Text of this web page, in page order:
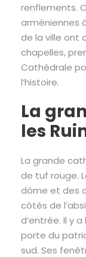
renflements.
arméniennes
de la ville ont
chapelles,
Cathédrale
l’histoire.
La
les
La grande
de tuf rouge.
dôme et des
côtés de
d’entrée. Il y
porte du
sud. Ses